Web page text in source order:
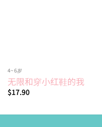
4~6岁
无限和穿小红鞋的我
$17.90